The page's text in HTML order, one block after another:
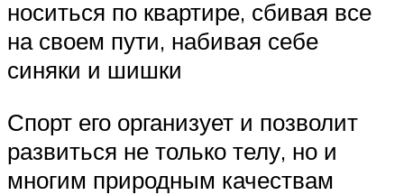
носиться по квартире, сбивая все
на своем пути, набивая себе
синяки и шишки
Спорт его организует и позволит
развиться не только телу, но и
многим природным качествам